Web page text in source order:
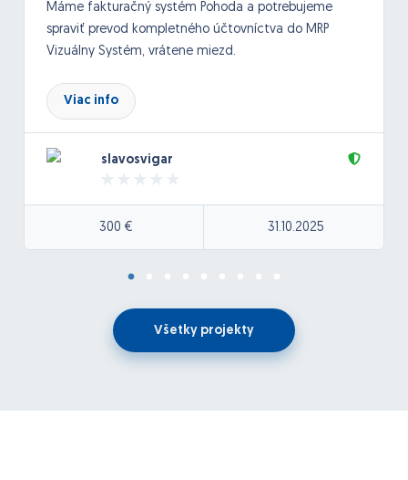
Máme fakturačný systém Pohoda a potrebujeme
spraviť prevod kompletného účtovníctva do MRP
Vizuálny Systém, vrátene miezd.
Viac info
slavosvigar
300 € 31.10.2025
Všetky projekty